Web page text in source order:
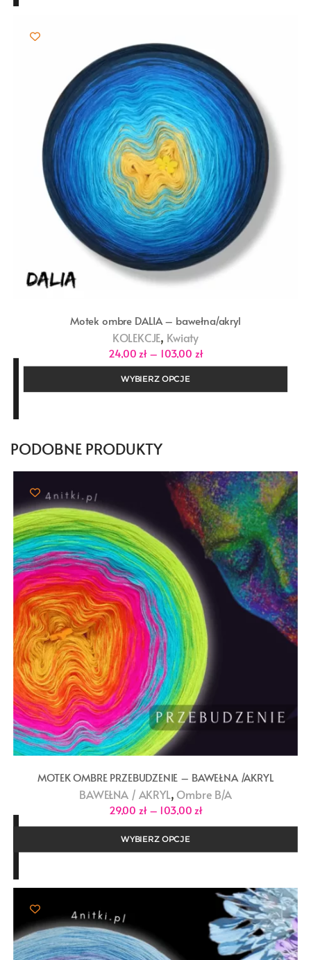
Motek ombre DALIA – bawełna/akryl
KOLEKCJE, Kwiaty
24,00 zł – 103,00 złZakres
cen:
do
WYBIERZ OPCJE
PODOBNE PRODUKTY
MOTEK OMBRE PRZEBUDZENIE – BAWEŁNA /AKRYL
BAWEŁNA / AKRYL, Ombre B/A
29,00 zł – 103,00 złZakres
od
do
WYBIERZ OPCJE